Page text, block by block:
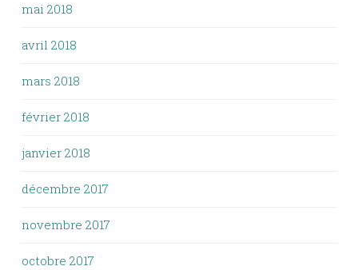
mai 2018
avril 2018
mars 2018
février 2018
janvier 2018
décembre 2017
novembre 2017
octobre 2017